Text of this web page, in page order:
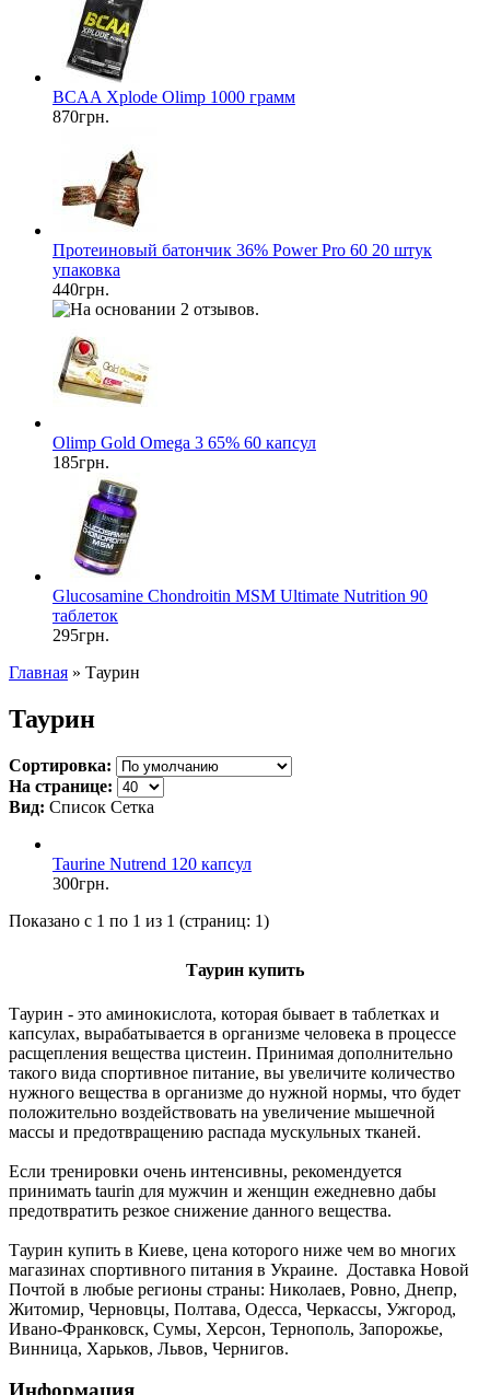
BCAA Xplode Olimp 1000 грамм
870грн.
Протеиновый батончик 36% Power Pro 60 20 штук
упаковка
440грн.
Olimp Gold Omega 3 65% 60 капсул
185грн.
Glucosamine Chondroitin MSM Ultimate Nutrition 90
таблеток
295грн.
Главная » Таурин
Таурин
Сортировка:
На странице:
Вид: Список Сетка
Taurine Nutrend 120 капсул
300грн.
Показано с 1 по 1 из 1 (страниц: 1)
Таурин купить
Таурин - это аминокислота, которая бывает в таблетках и
капсулах, вырабатывается в организме человека в процессе
расщепления вещества цистеин. Принимая дополнительно
такого вида спортивное питание, вы увеличите количество
нужного вещества в организме до нужной нормы, что будет
положительно воздействовать на увеличение мышечной
массы и предотвращению распада мускульных тканей.
Если тренировки очень интенсивны, рекомендуется
принимать taurin для мужчин и женщин ежедневно дабы
предотвратить резкое снижение данного вещества.
Таурин купить в Киеве, цена которого ниже чем во многих
магазинах спортивного питания в Украине. Доставка Новой
Почтой в любые регионы страны: Николаев, Ровно, Днепр,
Житомир, Черновцы, Полтава, Одесса, Черкассы, Ужгород,
Ивано-Франковск, Сумы, Херсон, Тернополь, Запорожье,
Винница, Харьков, Львов, Чернигов.